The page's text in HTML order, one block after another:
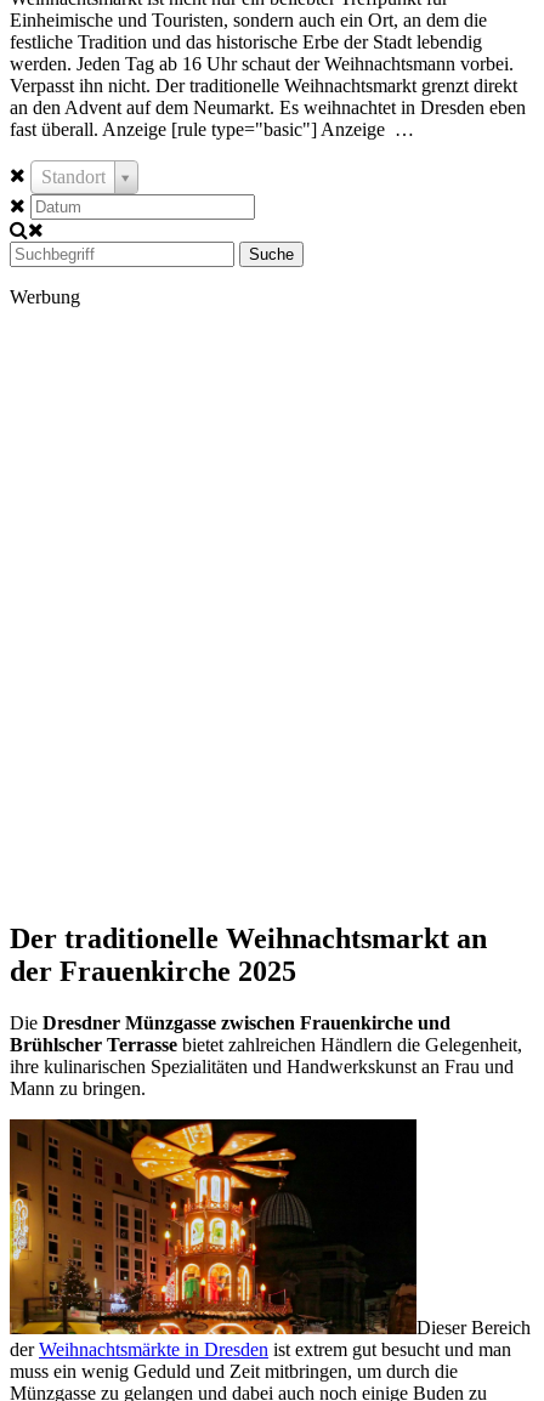
Einheimische und Touristen, sondern auch ein Ort, an dem die
festliche Tradition und das historische Erbe der Stadt lebendig
werden. Jeden Tag ab 16 Uhr schaut der Weihnachtsmann vorbei.
Verpasst ihn nicht. Der traditionelle Weihnachtsmarkt grenzt direkt
an den Advent auf dem Neumarkt. Es weihnachtet in Dresden eben
fast überall. Anzeige [rule type="basic"] Anzeige …
Standort
Suche
Werbung
Der traditionelle Weihnachtsmarkt an
der Frauenkirche 2025
Die Dresdner Münzgasse zwischen Frauenkirche und
Brühlscher Terrasse bietet zahlreichen Händlern die Gelegenheit,
ihre kulinarischen Spezialitäten und Handwerkskunst an Frau und
Mann zu bringen.
Dieser Bereich
derWeihnachtsmärkte in Dresden ist extrem gut besucht und man
muss ein wenig Geduld und Zeit mitbringen, um durch die
Münzgasse zu gelangen und dabei auch noch einige Buden zu